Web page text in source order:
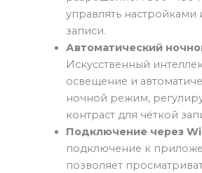
управлять настройками
записи.
Автоматический
Искусственный
освещение и
ночной режим,
контраст для чёткой
Подключение через
подключение к
позволяет